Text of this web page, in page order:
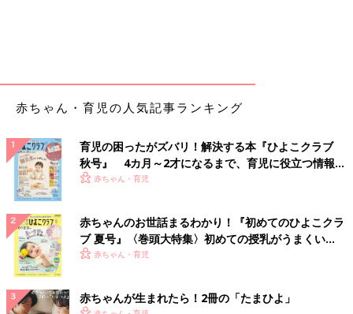
赤ちゃん・育児の人気記事ランキング
育児の困ったがズバリ！解決する本『ひよこクラブ
秋号』 4カ月～2才になるまで、育児に役立つ情報が
いっぱい！
赤ちゃん・育児
赤ちゃんのお世話まるわかり！『初めてのひよこクラ
ブ 夏号』〈巻頭大特集〉初めての授乳がうまくい
く！ おっぱい・ミルクの基本と夏のトラブル 解決テ
赤ちゃん・育児
赤ちゃんが生まれたら！2冊の「たまひよ」